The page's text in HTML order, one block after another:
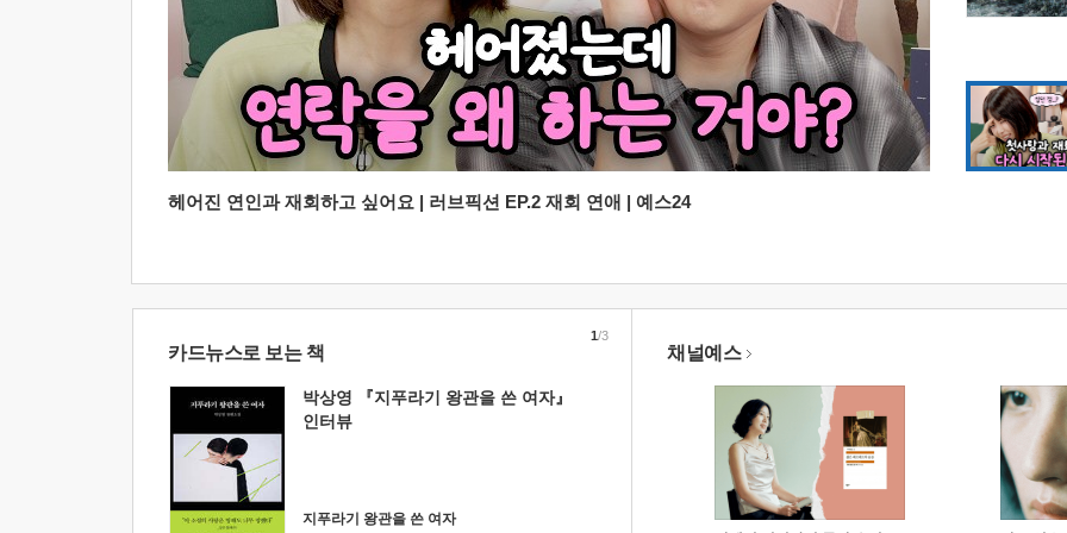
헤어진 연인과 재회하고 싶어요 | 러브픽션 EP.2 재회 연애 | 예스24
카드뉴스로 보는 책
박상영 『지푸라기 왕관을 쓴 여자』
인터뷰
지푸라기 왕관을 쓴 여자
1/3
채널예스